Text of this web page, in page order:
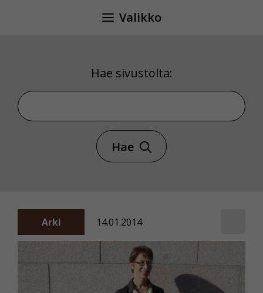
Valikko
Hae sivustolta:
Hae sivustolta
Hae
Arki 14.01.2014